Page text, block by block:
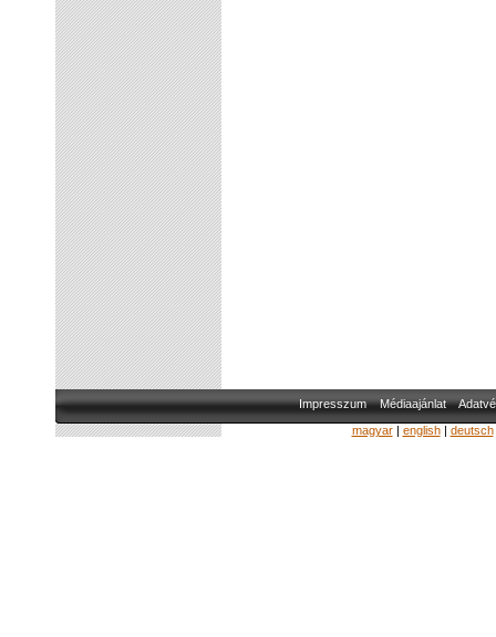
Impresszum Médiaajánlat
magyar| english| deutsch